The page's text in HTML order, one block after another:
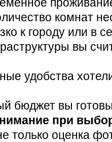
комнат
к городу или в
вы
удобства
бюджет вы
при
только оценка